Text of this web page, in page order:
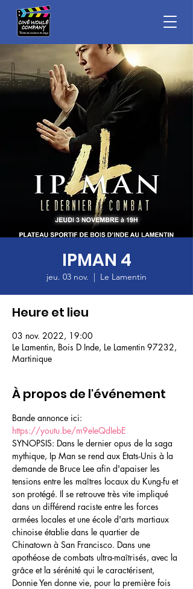
IPMAN 4
jeu. 03 nov.
  |
Le Lamentin
Heure et lieu
03 nov. 2022, 19:00
Le Lamentin, Bois D Inde, Le Lamentin 97232,
Martinique
À propos de l'événement
Bande annonce ici:
https://youtu.be/m9eIeQdIebE
SYNOPSIS: Dans le dernier opus de la saga
mythique, Ip Man se rend aux Etats-Unis à la
demande de Bruce Lee afin d'apaiser les
tensions entre les maîtres locaux du Kung-fu et
son protégé. Il se retrouve très vite impliqué
dans un différend raciste entre les forces
armées locales et une école d'arts martiaux
chinoise établie dans le quartier de
Chinatown à San Francisco. Dans une
apothéose de combats ultra-maîtrisés, avec la
grâce et la sérénité qui le caractérisent,
Donnie Yen donne vie, pour la première fois